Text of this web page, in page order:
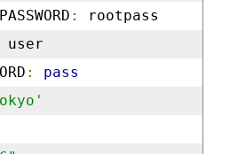
:
rootpass
user
:
pass